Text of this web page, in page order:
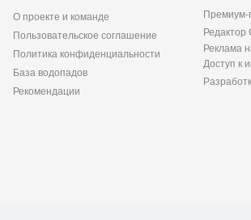
О проекте и команде
Пользовательское соглашение
Политика конфиденциальности
База водопадов
Рекомендации
Премиум-
Редактор
Реклама
Доступ к